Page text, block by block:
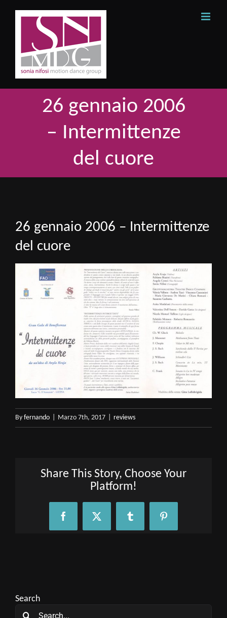
26 gennaio 2006
– Intermittenze
del cuore
26 gennaio 2006 – Intermittenze
del cuore
By fernando Marzo 7th, 2017 reviews
Share This Story, Choose Your
Platform!
FacebookX Tumblr Pinterest
Search
Search